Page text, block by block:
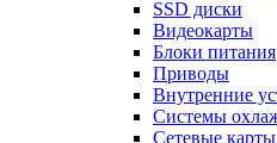
SSD диски
Видеокарты
Блоки питания
Приводы
Внутренние
Системы
Сетевые карты